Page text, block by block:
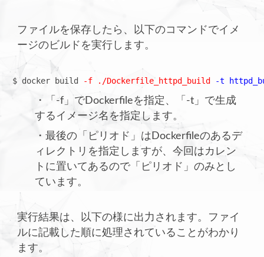
ファイルを保存したら、以下のコマンドでイメ
ージのビルドを実行します。
$ docker build -f ./Dockerfile_httpd_build -t
・「-f」でDockerfileを指定、「-t」で生成
するイメージ名を指定します。
・最後の「ピリオド」はDockerfileのあるデ
ィレクトリを指定しますが、今回はカレン
トに置いてあるので「ピリオド」のみとし
ています。
実行結果は、以下の様に出力されます。ファイ
ルに記載した順に処理されていることがわかり
ます。